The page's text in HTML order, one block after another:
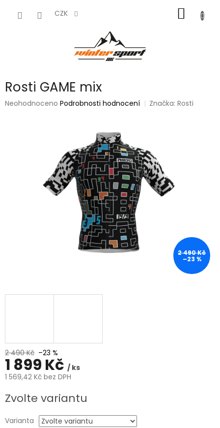
CZK
KOŠÍK
Rosti GAME mix
Průměrné
Neohodnoceno Podrobnosti hodnocení Značka:Rosti
2 490 Kč
–23 %
2 490 Kč –23 %
1 899 Kč / ks
1 569,42 Kč bez DPH
cena:
Zvolte variantu
Varianta